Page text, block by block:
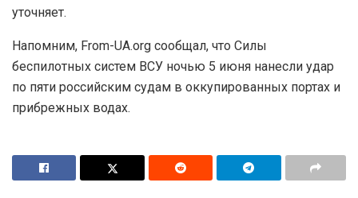
уточняет.
Напомним, From-UA.org сообщал, что Силы
беспилотных систем ВСУ ночью 5 июня нанесли удар
по пяти российским судам в оккупированных портах и
прибрежных водах.